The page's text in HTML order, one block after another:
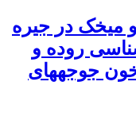
و میخک در جیره
روده و
جوجه‏های